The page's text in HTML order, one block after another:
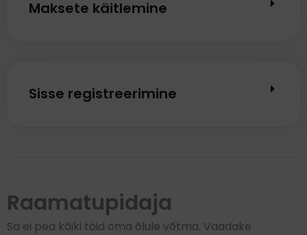
Maksete käitlemine
Sisse registreerimine
Raamatupidaja
Sa ei pea kõiki töid oma õlule võtma. Vaadake